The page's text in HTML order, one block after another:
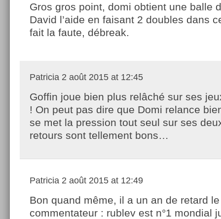
Gros gros point, domi obtient une balle
David l’aide en faisant 2 doubles dans
fait la faute, débreak.
Patricia 2 août 2015 at 12:45
Goffin joue bien plus relâché sur ses
! On peut pas dire que Domi relance
se met la pression tout seul sur ses
retours sont tellement bons…
Patricia 2 août 2015 at 12:49
Bon quand même, il a un an de retard le
commentateur : rublev est n°1 mondial